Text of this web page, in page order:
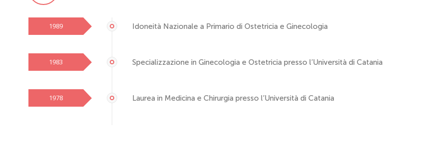
1989 Idoneità Nazionale a Primario di Ostetricia e Ginecologia
1983 Specializzazione in Ginecologia e Ostetricia presso l’Università di Catania
1978 Laurea in Medicina e Chirurgia presso l’Università di Catania